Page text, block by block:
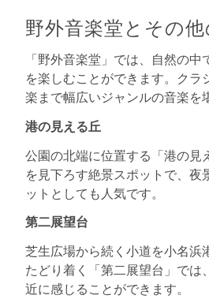
野外音楽堂とその
「野外音楽堂」では、自然の中
を楽しむことができます。クラ
楽まで幅広いジャンルの音楽を
港の見える丘
公園の北端に位置する「港の見
を見下ろす絶景スポットで、夜
ットとしても人気です。
第二展望台
芝生広場から続く小道を小名浜
たどり着く「第二展望台」では
近に感じることができます。